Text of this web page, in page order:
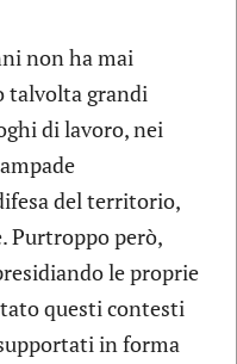
non ha mai
talvolta grandi
di lavoro, nei
del territorio,
Purtroppo però,
le proprie
questi contesti
in forma